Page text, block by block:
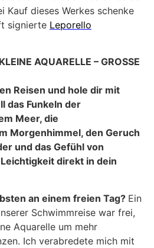
Kauf dieses Werkes schenke
signierte Leporello
AQUARELLE – GROSSE
Reisen und hole dir mit
das Funkeln der
Meer, die
Morgenhimmel, den Geruch
und das Gefühl von
direkt in dein
an einem freien Tag? Ein
Schwimmreise war frei,
Aquarelle um mehr
Ich verabredete mich mit